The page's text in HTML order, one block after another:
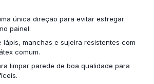
única direção para evitar esfregar
painel.
lápis, manchas e sujeira resistentes com
comum.
limpar parede de boa qualidade para